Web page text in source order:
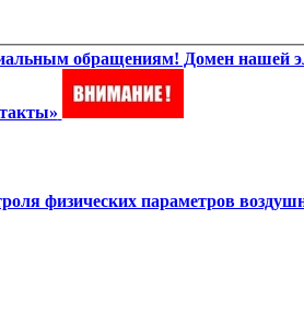
обращениям! Домен нашей
физических параметров